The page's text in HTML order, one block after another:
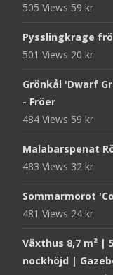
505 Views 59 kr
Pysslingkrage
501 Views 20 kr
Grönkål 'Dwarf
- Fröer
484 Views 59 kr
Malabarspenat
483 Views 32 kr
Sommarmorot
481 Views 24 kr
Växthus 8,7 m²
nockhöjd |